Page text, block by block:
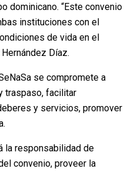
dominicano. “Este convenio
instituciones con el
de vida en el
Díaz.
se compromete a
traspaso, facilitar
y servicios, promover
la responsabilidad de
convenio, proveer la